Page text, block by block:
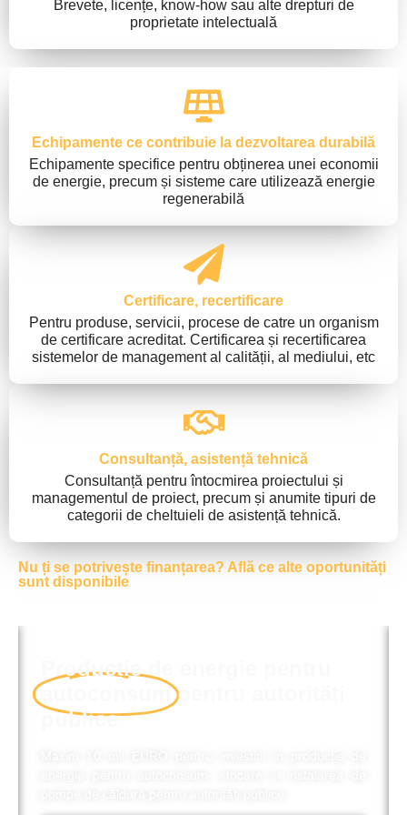
Brevete, licențe, know-how sau alte drepturi de
proprietate intelectuală
Echipamente ce contribuie la dezvoltarea durabilă
Echipamente specifice pentru obținerea unei economii
de energie, precum și sisteme care utilizează energie
regenerabilă
Certificare, recertificare
Pentru produse, servicii, procese de catre un organism
de certificare acreditat. Certificarea și recertificarea
sistemelor de management al calității, al mediului, etc
Consultanță, asistență tehnică
Consultanță pentru întocmirea proiectului și
managementul de proiect, precum și anumite tipuri de
categorii de cheltuieli de asistență tehnică.
Nu ți se potrivește finanțarea? Află ce alte oportunități
sunt disponibile
Maxim 300.000 EURO pentru
microîntreprinderi
Nord-Est